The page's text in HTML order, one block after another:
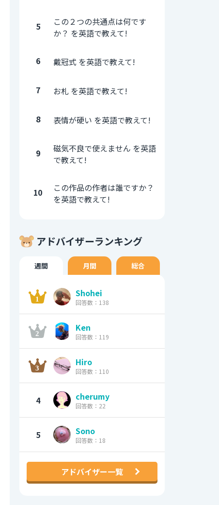
5
この２つの共通点は何です
か？ を英語で教えて!
6 戴冠式 を英語で教えて!
7 お札 を英語で教えて!
8 表情が硬い を英語で教えて!
9
磁気不良で使えません を英語
で教えて!
10
この作品の作者は誰ですか？
を英語で教えて!
アドバイザーランキング
週間 月間 総合
Shohei
回答数：138
Ken
回答数：119
Hiro
回答数：110
4 cherumy
回答数：22
5 Sono
回答数：18
アドバイザー一覧